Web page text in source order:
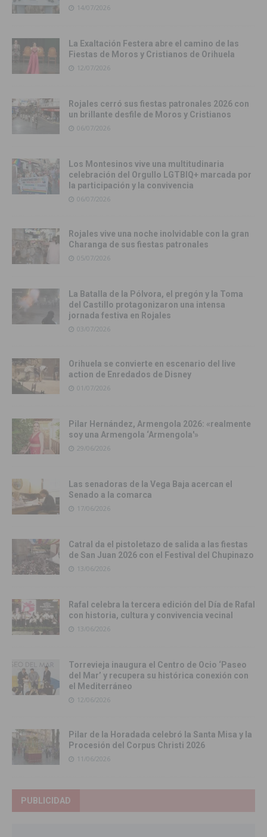
14/07/2026
La Exaltación Festera abre el camino de las
Fiestas de Moros y Cristianos de Orihuela
12/07/2026
Rojales cerró sus fiestas patronales 2026 con
un brillante desfile de Moros y Cristianos
06/07/2026
Los Montesinos vive una multitudinaria
celebración del Orgullo LGTBIQ+ marcada por
la participación y la convivencia
06/07/2026
Rojales vive una noche inolvidable con la gran
Charanga de sus fiestas patronales
05/07/2026
La Batalla de la Pólvora, el pregón y la Toma
del Castillo protagonizaron una intensa
jornada festiva en Rojales
03/07/2026
Orihuela se convierte en escenario del live
action de Enredados de Disney
01/07/2026
Pilar Hernández, Armengola 2026: «realmente
soy una Armengola ‘Armengola'»
29/06/2026
Las senadoras de la Vega Baja acercan el
Senado a la comarca
17/06/2026
Catral da el pistoletazo de salida a las fiestas
de San Juan 2026 con el Festival del Chupinazo
13/06/2026
Rafal celebra la tercera edición del Día de Rafal
con historia, cultura y convivencia vecinal
13/06/2026
Torrevieja inaugura el Centro de Ocio ‘Paseo
del Mar’ y recupera su histórica conexión con
el Mediterráneo
12/06/2026
Pilar de la Horadada celebró la Santa Misa y la
Procesión del Corpus Christi 2026
11/06/2026
PUBLICIDAD